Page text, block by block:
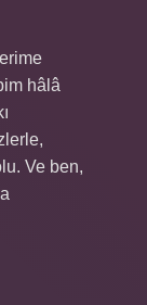
hâlâ
Ve ben,